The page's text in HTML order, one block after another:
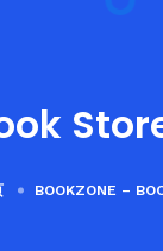
BOOKZONE –